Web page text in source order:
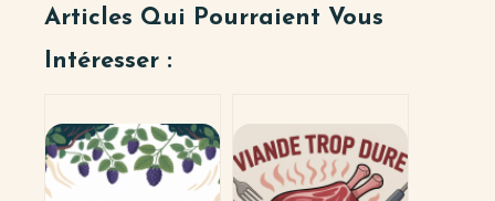
Articles Qui Pourraient Vous
Intéresser :